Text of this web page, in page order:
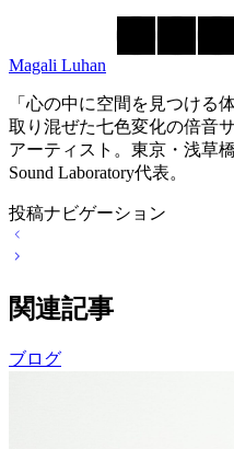
Magali Luhan
「心の中に空間を見つける
取り混ぜた七色変化の倍音
アーティスト。東京・浅草
Sound Laboratory代表。
投稿ナビゲーション
関連記事
ブログ